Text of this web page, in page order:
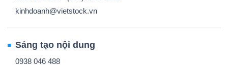
kinhdoanh@vietstock.vn
Sáng tạo nội dung
0938 046 488